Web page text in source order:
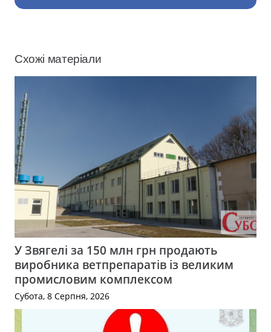
Схожі матеріали
У Звягелі за 150 млн грн продають
виробника ветпрепаратів із великим
промисловим комплексом
Субота, 8 Серпня, 2026